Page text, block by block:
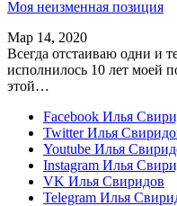
Моя неизменная позиция
Мар 14, 2020
Всегда отстаиваю одни и
исполнилось 10 лет моей
этой…
Facebook Илья
Twitter Илья
Youtube Илья
Instagram Илья
VK Илья Свиридов
Telegram Илья